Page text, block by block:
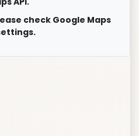
check Google Maps